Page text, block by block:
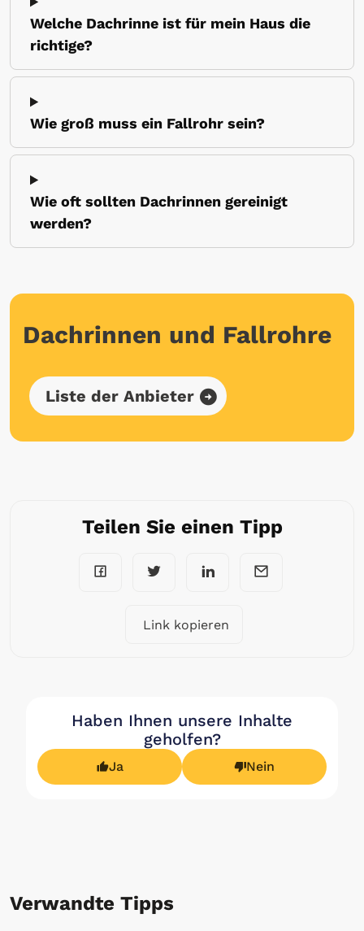
Welche Dachrinne ist für mein Haus die
richtige?
Wie groß muss ein Fallrohr sein?
Wie oft sollten Dachrinnen gereinigt
werden?
Dachrinnen und Fallrohre
Liste der Anbieter
Teilen Sie einen Tipp
Link kopieren
Haben Ihnen unsere Inhalte
geholfen?
Ja Nein
Verwandte Tipps